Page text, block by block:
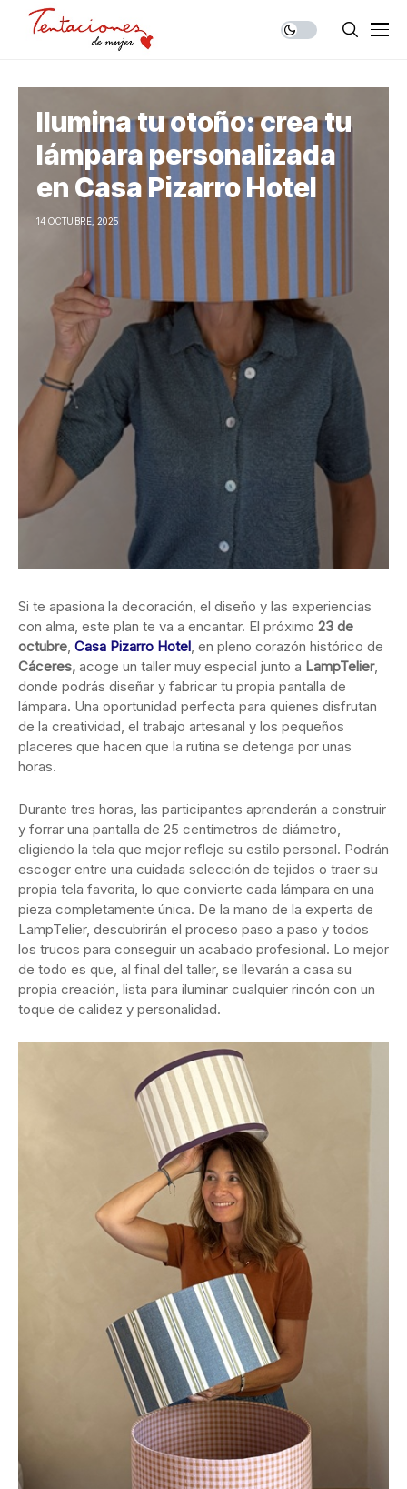
Ilumina tu otoño: crea tu
lámpara personalizada
en Casa Pizarro Hotel
14 OCTUBRE, 2025
Si te apasiona la decoración, el diseño y las experiencias
con alma, este plan te va a encantar. El próximo 23 de
octubre, Casa Pizarro Hotel, en pleno corazón histórico de
Cáceres, acoge un taller muy especial junto a LampTelier,
donde podrás diseñar y fabricar tu propia pantalla de
lámpara. Una oportunidad perfecta para quienes disfrutan
de la creatividad, el trabajo artesanal y los pequeños
placeres que hacen que la rutina se detenga por unas
horas.
Durante tres horas, las participantes aprenderán a construir
y forrar una pantalla de 25 centímetros de diámetro,
eligiendo la tela que mejor refleje su estilo personal. Podrán
escoger entre una cuidada selección de tejidos o traer su
propia tela favorita, lo que convierte cada lámpara en una
pieza completamente única. De la mano de la experta de
LampTelier, descubrirán el proceso paso a paso y todos
los trucos para conseguir un acabado profesional. Lo mejor
de todo es que, al final del taller, se llevarán a casa su
propia creación, lista para iluminar cualquier rincón con un
toque de calidez y personalidad.